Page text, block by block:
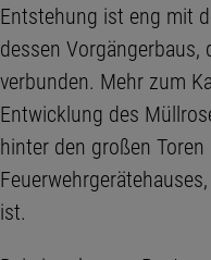
Entstehung ist eng mit
dessen Vorgängerbaus,
verbunden. Mehr zum
Entwicklung des
hinter den großen Toren
ist.